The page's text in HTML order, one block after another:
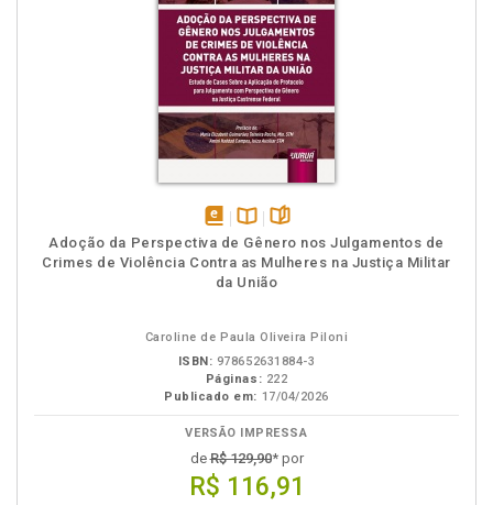
disponível
em
eBook
Disponível
na
B.V.
páginas
Adoção da Perspectiva de Gênero nos Julgamentos de
Crimes de Violência Contra as Mulheres na Justiça Militar
da União
Caroline de Paula Oliveira Piloni
ISBN: 978652631884-3
Páginas: 222
Publicado em: 17/04/2026
VERSÃO IMPRESSA
deR$ 129,90* por
R$ 116,91